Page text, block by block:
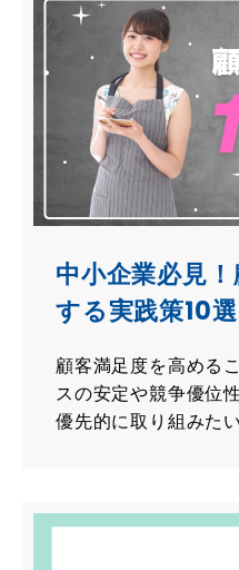
中小企業必見
する実践策10
顧客満足度を高める
スの安定や競争優位
優先的に取り組みた